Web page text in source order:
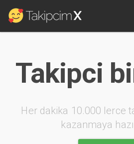
Takipci
Her dakika 10.000 lerce
kazanmaya